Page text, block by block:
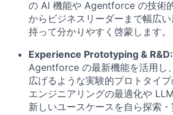
の AI 機能や Agentforce の技術
からビジネスリーダーまで幅広
持って分かりやすく啓蒙します。
Experience Prototyping & R&D:
Agentforce の最新機能を活用し
広げるような実験的プロトタイ
エンジニアリングの最適化や
新しいユースケースを自ら探索・